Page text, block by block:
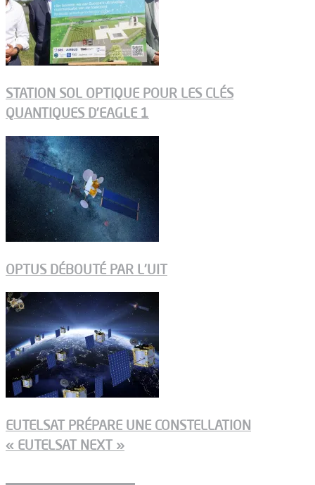
STATION SOL OPTIQUE POUR LES CLÉS
QUANTIQUES D’EAGLE 1
OPTUS DÉBOUTÉ PAR L’UIT
EUTELSAT PRÉPARE UNE CONSTELLATION
« EUTELSAT NEXT »